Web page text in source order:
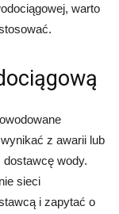
warto
z awarii lub
wody.
sieci
i zapytać o